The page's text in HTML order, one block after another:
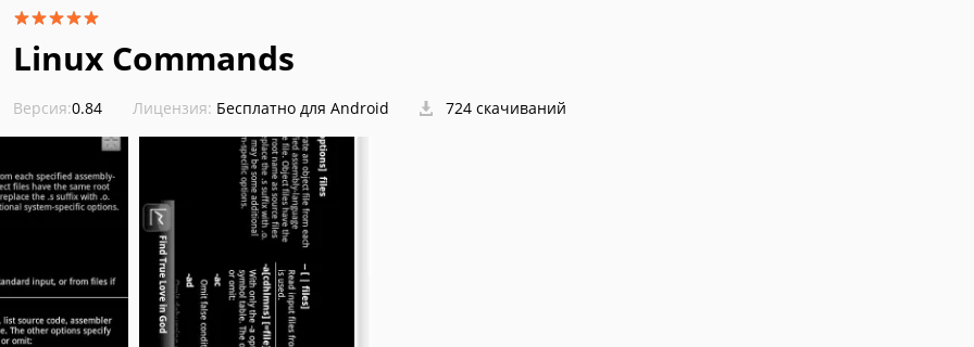
Linux Commands
Версия:0.84 Лицензия: Бесплатно для Android 724 скачиваний